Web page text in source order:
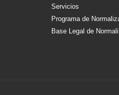
Servicios
Programa de
Base Legal de